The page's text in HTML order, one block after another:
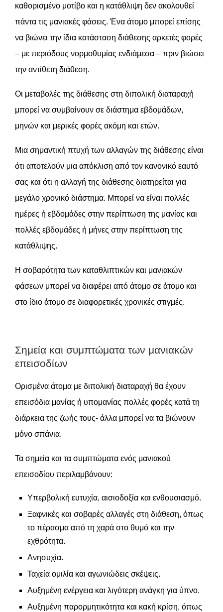
καθορισμένο μοτίβο και η κατάθλιψη δεν ακολουθεί
πάντα τις μανιακές φάσεις. Ένα άτομο μπορεί επίσης
να βιώνει την ίδια κατάσταση διάθεσης αρκετές φορές
– με περιόδους νορμοθυμίας ενδιάμεσα – πριν βιώσει
την αντίθετη διάθεση.
Οι μεταβολές της διάθεσης στη διπολική διαταραχή
μπορεί να συμβαίνουν σε διάστημα εβδομάδων,
μηνών και μερικές φορές ακόμη και ετών.
Μια σημαντική πτυχή των αλλαγών της διάθεσης είναι
ότι αποτελούν μια απόκλιση από τον κανονικό εαυτό
σας και ότι η αλλαγή της διάθεσης διατηρείται για
μεγάλο χρονικό διάστημα. Μπορεί να είναι πολλές
ημέρες ή εβδομάδες στην περίπτωση της μανίας και
πολλές εβδομάδες ή μήνες στην περίπτωση της
κατάθλιψης.
Η σοβαρότητα των καταθλιπτικών και μανιακών
φάσεων μπορεί να διαφέρει από άτομο σε άτομο και
στο ίδιο άτομο σε διαφορετικές χρονικές στιγμές.
Σημεία και συμπτώματα των μανιακών
επεισοδίων
Ορισμένα άτομα με διπολική διαταραχή θα έχουν
επεισόδια μανίας ή υπομανίας πολλές φορές κατά τη
διάρκεια της ζωής τους- άλλα μπορεί να τα βιώνουν
μόνο σπάνια.
Τα σημεία και τα συμπτώματα ενός μανιακού
επεισοδίου περιλαμβάνουν:
Υπερβολική ευτυχία, αισιοδοξία και ενθουσιασμό.
Ξαφνικές και σοβαρές αλλαγές στη διάθεση, όπως
το πέρασμα από τη χαρά στο θυμό και την
εχθρότητα.
Ανησυχία.
Ταχεία ομιλία και αγωνιώδεις σκέψεις.
Αυξημένη ενέργεια και λιγότερη ανάγκη για ύπνο.
Αυξημένη παρορμητικότητα και κακή κρίση, όπως